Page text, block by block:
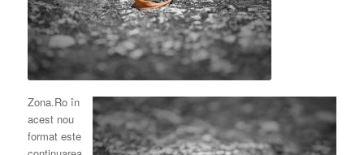
Zona.Ro în
acest nou
format este